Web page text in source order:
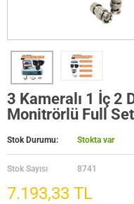
3 Kameralı 1 İç 2
Monitrörlü Full
Stok Durumu: Stokta var
Stok Sayısı 8741
7.193,33 TL